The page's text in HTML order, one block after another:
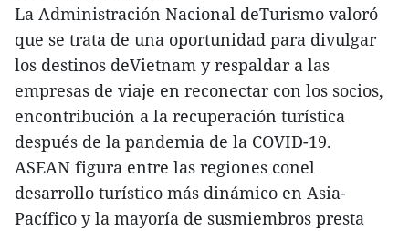
La Administración Nacional deTurismo valoró
que se trata de una oportunidad para divulgar
los destinos deVietnam y respaldar a las
empresas de viaje en reconectar con los socios,
encontribución a la recuperación turística
después de la pandemia de la COVID-19.
ASEAN figura entre las regiones conel
desarrollo turístico más dinámico en Asia-
Pacífico y la mayoría de susmiembros presta